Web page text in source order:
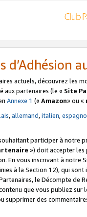
d’Adhésion
actuels, découvrez les
aux partenaires (le « Site
Annexe 1 (« Amazon» ou «
,allemand,italien,
participer à notre
») doit accepter les
En vous inscrivant à notre
à la Section 12), qui
le Décompte de
que vous publiez
supprimer des